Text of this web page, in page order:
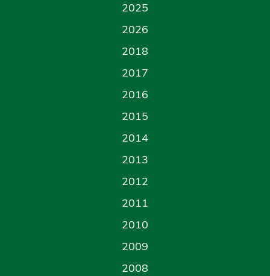
2025
2026
2018
2017
2016
2015
2014
2013
2012
2011
2010
2009
2008